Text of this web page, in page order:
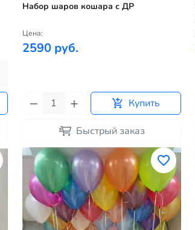
Набор шаров кошара с ДР
Цена:
2590 руб.
Купить
Быстрый заказ